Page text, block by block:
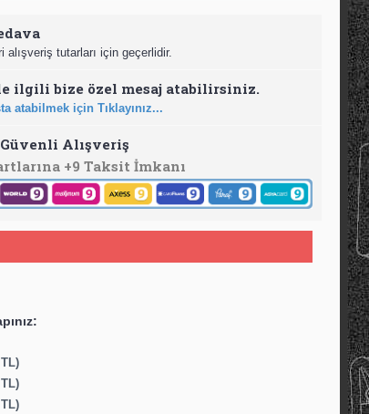
alışveriş tutarları için geçerlidir.
ilgili bize özel mesaj atabilirsiniz.
atabilmek için Tıklayınız...
Alışveriş
+9 Taksit İmkanı